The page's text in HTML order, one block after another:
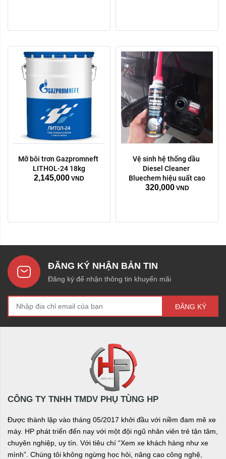
Mỡ bôi trơn Gazpromneft
LITHOL-24 18kg
2,145,000 VND
Vệ sinh hệ thống dầu
Diesel Cleaner
Bluechem hiệu suất cao
320,000 VND
ĐĂNG KÝ NHẬN BẢN TIN
Đăng ký để nhận thông tin khuyến mãi
ĐĂNG KÝ
CÔNG TY TNHH TMDV PHỤ TÙNG HP
Được thành lập vào tháng 05/2017 khởi đầu với niềm đam mê xe
máy. HP phát triển đến nay với một đội ngũ nhân viên trẻ tận tâm,
chuyên nghiệp, uy tín. Với tiêu chí “Xem xe khách hàng như xe
mình”. Chúng tôi không ngừng học hỏi, nâng cao công nghệ,